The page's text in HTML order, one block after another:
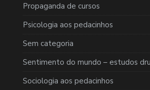
Propaganda de cursos
Psicologia aos pedacinhos
Sem categoria
Sentimento do mundo – estudos
Sociologia aos pedacinhos